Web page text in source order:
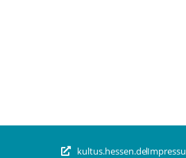
kultus.hessen.de